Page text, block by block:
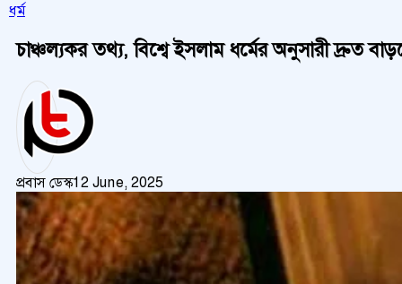
ধর্ম
চাঞ্চল্যকর তথ্য, বিশ্বে ইসলাম ধর্মের অনুসারী দ্রুত
প্রবাস ডেস্ক12 June, 2025